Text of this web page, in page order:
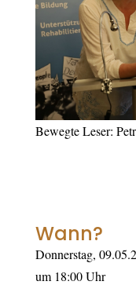
Bewegte Leser:
Wann?
Donnerstag,
um 18:00 Uhr